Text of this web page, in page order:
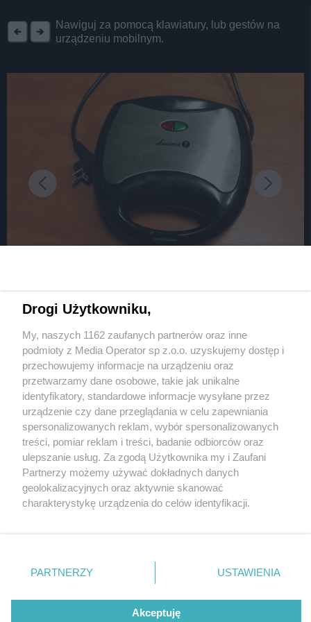
Nawiguj za pomocą klawiatury, lub gestów na
urządzeniu mobilnym.
poszukują prawowitych właścicieli
2 / 10
Sprzęt odzyskany przez
policjantów z Zabrza
Wydawca mediów lokalnych
Nie zapomnij
zapoznać się z:
polityką prywatności regulamin korzystania z portali
Twojemiasto
Piekary Śląskie
Chorzów
Tarnowskie Góry
Gliwice
Skontakuj sięz nami
Kontakt
Wydawca
Redakcja
Drogi Użytkowniku,
My, naszych 1162 zaufanych partnerów oraz inne
podmioty z Media Operator sp z.o.o. uzyskujemy dostęp i
przechowujemy informacje na urządzeniu oraz
przetwarzamy dane osobowe, takie jak unikalne
identyfikatory, standardowe informacje wysyłane przez
urządzenie czy dane przeglądania w celu zapewniania
spersonalizowanych reklam, wybór spersonalizowanych
treści, pomiar reklam i treści, badanie odbiorców oraz
ulepszanie usług. Za zgodą Użytkownika my i Zaufani
Partnerzy możemy używać dokładnych danych
geolokalizacyjnych oraz aktywnie skanować
charakterystykę urządzenia do celów identyfikacji.
zmienić/wycofać klikając przycisk ustawień prywatności
znajdujący się w lewym dolnym rogu strony
rodzaje przetwarzania danych nie wymagają zgody
użytkownika, ale masz prawo sprzeciwić się takiemu
PARTNERZY USTAWIENIA
Akceptuję